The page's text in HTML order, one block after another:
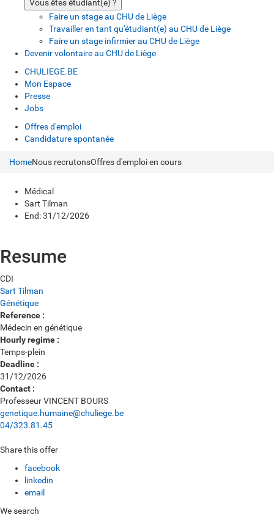
Vous êtes étudiant(e) ?
Faire un stage au CHU de Liège
Travailler en tant qu'étudiant(e) au CHU de Liège
Faire un stage infirmier au CHU de Liège
Devenir volontaire au CHU de Liège
CHULIEGE.BE
Mon Espace
Presse
Jobs
Offres d'emploi
Candidature spontanée
HomeNous recrutonsOffres d'emploi en cours
Médical
Sart Tilman
End: 31/12/2026
Resume
Type
of
contract
:
CDI
Workplace
:
Sart Tilman
Related
Services
:
Génétique
Reference :
Médecin en génétique
Hourly regime :
Temps-plein
Deadline :
31/12/2026
Contact :
Professeur VINCENT BOURS
genetique.humaine@chuliege.be
04/323.81.45
Share this offer
facebook
linkedin
email
We search